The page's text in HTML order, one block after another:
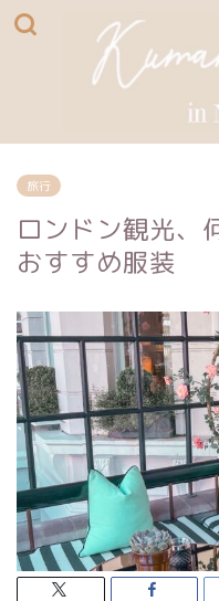
旅行
ロンドン観光、
おすすめ服装